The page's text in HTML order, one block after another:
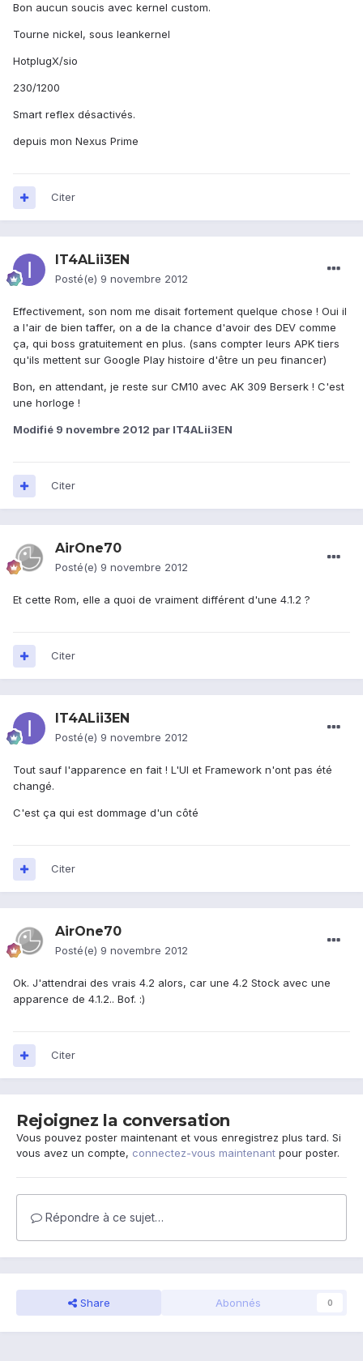
Bon aucun soucis avec kernel custom.
Tourne nickel, sous leankernel
HotplugX/sio
230/1200
Smart reflex désactivés.
depuis mon Nexus Prime
Citer
IT4ALii3EN
Posté(e) 9 novembre 2012
Effectivement, son nom me disait fortement quelque chose ! Oui il
a l'air de bien taffer, on a de la chance d'avoir des DEV comme
ça, qui boss gratuitement en plus. (sans compter leurs APK tiers
qu'ils mettent sur Google Play histoire d'être un peu financer)
Bon, en attendant, je reste sur CM10 avec AK 309 Berserk ! C'est
une horloge !
Modifié 9 novembre 2012 par IT4ALii3EN
Citer
AirOne70
Posté(e) 9 novembre 2012
Et cette Rom, elle a quoi de vraiment différent d'une 4.1.2 ?
Citer
IT4ALii3EN
Posté(e) 9 novembre 2012
Tout sauf l'apparence en fait ! L'UI et Framework n'ont pas été
changé.
C'est ça qui est dommage d'un côté
Citer
AirOne70
Posté(e) 9 novembre 2012
Ok. J'attendrai des vrais 4.2 alors, car une 4.2 Stock avec une
apparence de 4.1.2.. Bof. :)
Citer
Rejoignez la conversation
Vous pouvez poster maintenant et vous enregistrez plus tard. Si
vous avez un compte, connectez-vous maintenant pour poster.
Répondre à ce sujet…
Share Abonnés 0